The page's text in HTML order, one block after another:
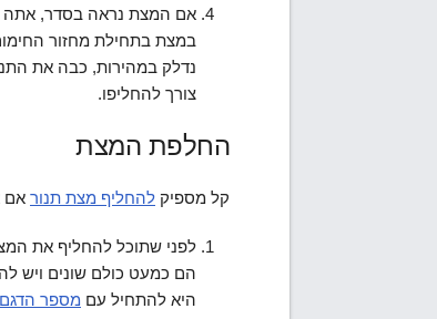
אם המצת נראה בסדר, אתה
במצת בתחילת מחזור
נדלק במהירות, כבה את
צורך להחליפו.
החלפת המצת
קל מספיק להחליף מצת תנור אם
לפני שתוכל להחליף את
הם כמעט כולם שונים ויש
היא להתחיל עם מספר הדגם